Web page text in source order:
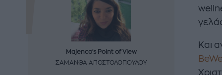
Και
Majenco's Point of View
ΣΑΜΑΝΘΑ ΑΠΟΣΤΟΛΟΠΟΥΛΟΥ